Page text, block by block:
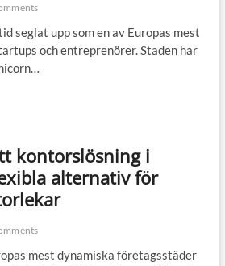
seglat upp som en av Europas mest
och entreprenörer. Staden har
kontorslösning i
alternativ för
mest dynamiska företagsstäder